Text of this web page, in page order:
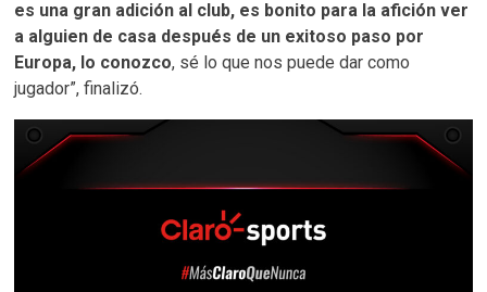
es una gran adición al club, es bonito para la afición ver
a alguien de casa después de un exitoso paso por
Europa, lo conozco, sé lo que nos puede dar como
jugador”, finalizó.